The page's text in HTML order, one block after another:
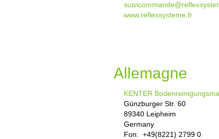
www.reflexsysteme.fr
Allemagne
KENTER
Günzburger Str. 60
89340 Leipheim
Germany
Fon: +49(8221) 2799 0